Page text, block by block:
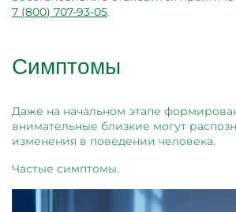
7 (800) 707-93-05.
Симптомы
Даже на начальном этапе
внимательные близкие могут
изменения в поведении человека.
Частые симптомы.